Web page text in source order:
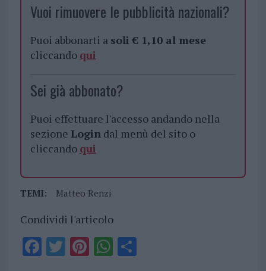
Vuoi rimuovere le pubblicità nazionali?
Puoi abbonarti a soli € 1,10 al mese
cliccando qui
Sei già abbonato?
Puoi effettuare l'accesso andando nella
sezione Logindal menù del sito o
cliccando qui
TEMI: Matteo Renzi
Condividi l'articolo
F T PiWS